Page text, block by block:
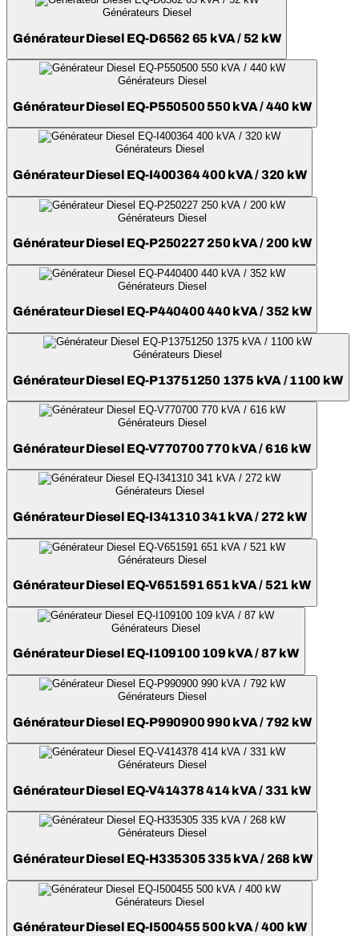
Générateurs Diesel
Générateur Diesel EQ-D6562 65 kVA / 52 kW
Générateurs Diesel
Générateur Diesel EQ-P550500 550 kVA / 440 kW
Générateurs Diesel
Générateur Diesel EQ-I400364 400 kVA / 320 kW
Générateurs Diesel
Générateur Diesel EQ-P250227 250 kVA / 200 kW
Générateurs Diesel
Générateur Diesel EQ-P440400 440 kVA / 352 kW
Générateurs Diesel
Générateur Diesel EQ-P13751250 1375 kVA / 1100 kW
Générateurs Diesel
Générateur Diesel EQ-V770700 770 kVA / 616 kW
Générateurs Diesel
Générateur Diesel EQ-I341310 341 kVA / 272 kW
Générateurs Diesel
Générateur Diesel EQ-V651591 651 kVA / 521 kW
Générateurs Diesel
Générateur Diesel EQ-I109100 109 kVA / 87 kW
Générateurs Diesel
Générateur Diesel EQ-P990900 990 kVA / 792 kW
Générateurs Diesel
Générateur Diesel EQ-V414378 414 kVA / 331 kW
Générateurs Diesel
Générateur Diesel EQ-H335305 335 kVA / 268 kW
Générateurs Diesel
Générateur Diesel EQ-I500455 500 kVA / 400 kW